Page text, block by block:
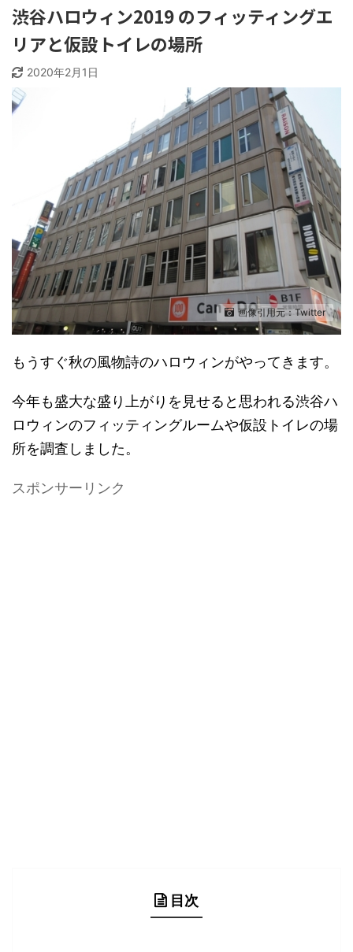
渋谷ハロウィン2019 のフィッティングエ
リアと仮設トイレの場所
2020年2月1日
画像引用元：Twitter
もうすぐ秋の風物詩のハロウィンがやってきます。
今年も盛大な盛り上がりを見せると思われる渋谷ハ
ロウィンのフィッティングルームや仮設トイレの場
所を調査しました。
スポンサーリンク
目次